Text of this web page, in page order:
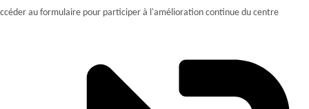
au formulaire pour participer à l'amélioration continue du centre